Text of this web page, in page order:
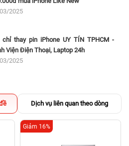
2025
thay pin iPhone UY TÍN TPHCM -
Viện Điện Thoại, Laptop 24h
2025
Dịch vụ liên quan theo dòng
Giảm 16%